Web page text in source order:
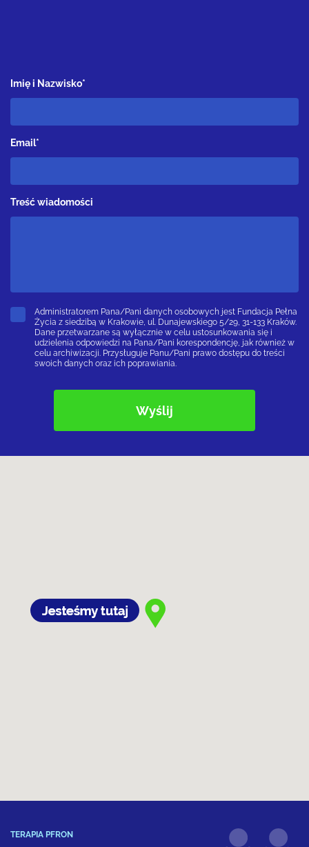
Imię i Nazwisko*
Email*
Treść wiadomości
Administratorem Pana/Pani danych osobowych jest Fundacja Pełna
Życia z siedzibą w Krakowie, ul. Dunajewskiego 5/29, 31-133 Kraków.
Dane przetwarzane są wyłącznie w celu ustosunkowania się i
udzielenia odpowiedzi na Pana/Pani korespondencję, jak również w
celu archiwizacji. Przysługuje Panu/Pani prawo dostępu do treści
swoich danych oraz ich poprawiania.
TERAPIA PFRON